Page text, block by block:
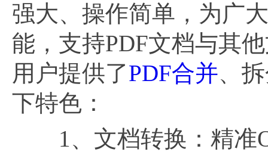
强大、操作简单，为广
能，支持PDF文档与其
用户提供了PDF合并、
下特色：
1、文档转换：精准